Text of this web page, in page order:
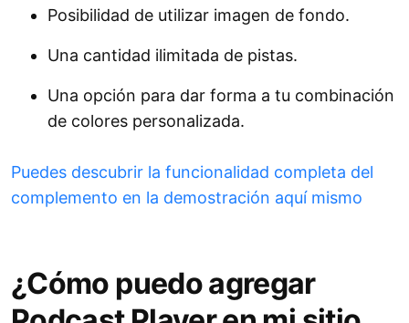
Posibilidad de utilizar imagen de fondo.
Una cantidad ilimitada de pistas.
Una opción para dar forma a tu combinación
de colores personalizada.
Puedes descubrir la funcionalidad completa del
complemento en la demostración aquí mismo
¿Cómo puedo agregar